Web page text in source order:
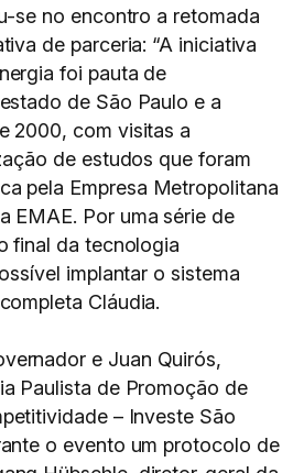
se no encontro a retomada
de parceria: “A iniciativa
foi pauta de
de São Paulo e a
2000, com visitas a
de estudos que foram
pela Empresa Metropolitana
EMAE. Por uma série de
final da tecnologia
implantar o sistema
Cláudia.
e Juan Quirós,
Paulista de Promoção de
– Investe São
o evento um protocolo de